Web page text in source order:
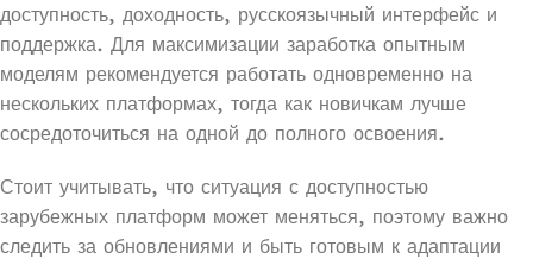
доступность, доходность, русскоязычный интерфейс и
поддержка. Для максимизации заработка опытным
моделям рекомендуется работать одновременно на
нескольких платформах, тогда как новичкам лучше
сосредоточиться на одной до полного освоения.
Стоит учитывать, что ситуация с доступностью
зарубежных платформ может меняться, поэтому важно
следить за обновлениями и быть готовым к адаптации